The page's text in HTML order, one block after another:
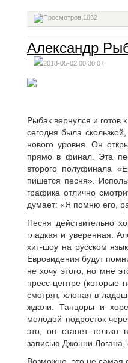
1032
Александр
2018-05-02 00:30:07
Рыбак вернулся и готов
сегодня была
нового уровня. Он
прямо в финал. Эта
второго полуфинала
пишется песня».
графика отлично
думает: «Я помню его,
Песня действительно
гладкая и уверенная.
хит-шоу на русском
Евровидения будут
не хочу этого, но мне
пресс-центре (которые
смотрят, хлопая в
ждали. Танцоры и
молодой подросток
это, он станет только
записью Джонни Логана,